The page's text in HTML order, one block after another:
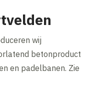
wij
betonproduct
en padelbanen. Zie